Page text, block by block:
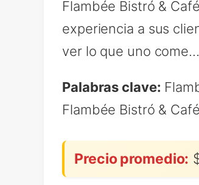
Flambée Bistró &
experiencia a sus
ver lo que uno
Palabras clave:
Flambée Bistró &
Precio promedio: